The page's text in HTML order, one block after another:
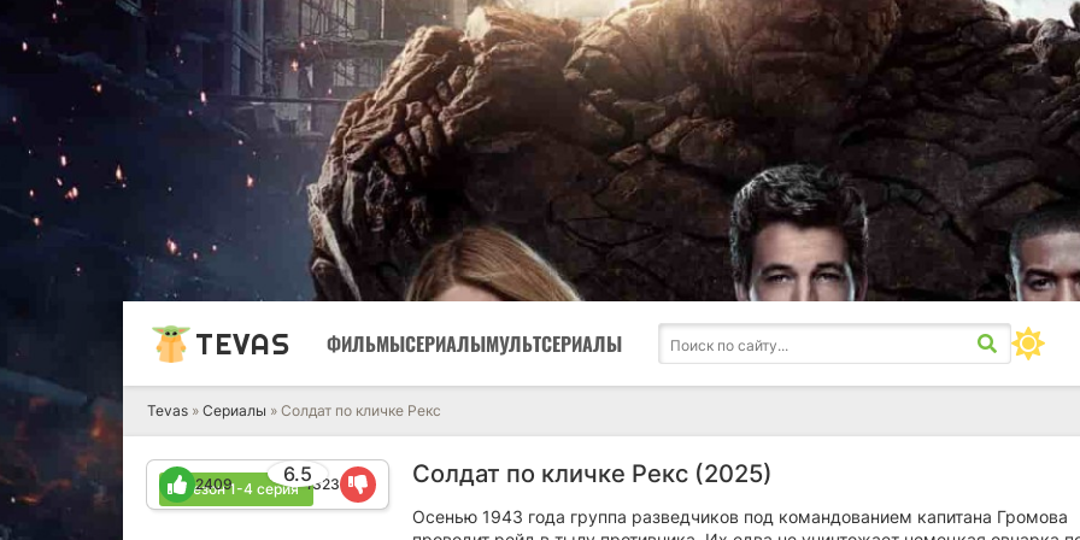
TEVAS ФИЛЬМЫСЕРИАЛЫМУЛЬТСЕРИАЛЫ
Tevas » Сериалы » Солдат по кличке Рекс
Солдат по кличке Рекс (2025)
1 сезон 1-4 серия
6.5
2409 1323
Осенью 1943 года группа разведчиков под командованием капитана Громова